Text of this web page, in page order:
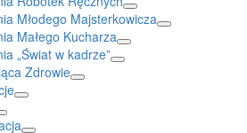
Młodego Majsterkowicza
Małego Kucharza
„Świat w kadrze”
Zdrowie